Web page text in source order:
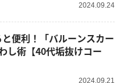
2024.09.24
と便利！「バルーンスカー
し術【40代垢抜けコー
2024.09.21